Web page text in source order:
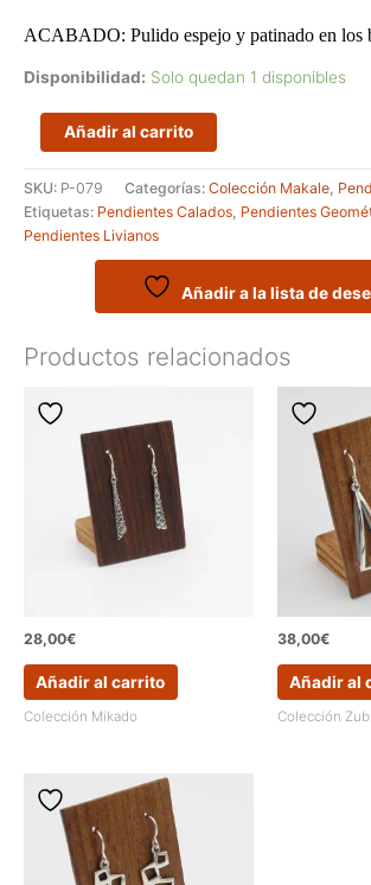
ACABADO: Pulido espejo y patinado en los
Disponibilidad: Solo quedan 1 disponibles
Pendientes
livianos
con
pequeños
cuadrados
alineados
Añadir al carrito
SKU: P-079 Categorías: Colección Makale,
Etiquetas: Pendientes Calados, Pendientes
Pendientes Livianos
Añadir a la lista de
Productos relacionados
28,00€
Añadir al carrito
Colección Mikado
38,00€
Añadir al
Colección